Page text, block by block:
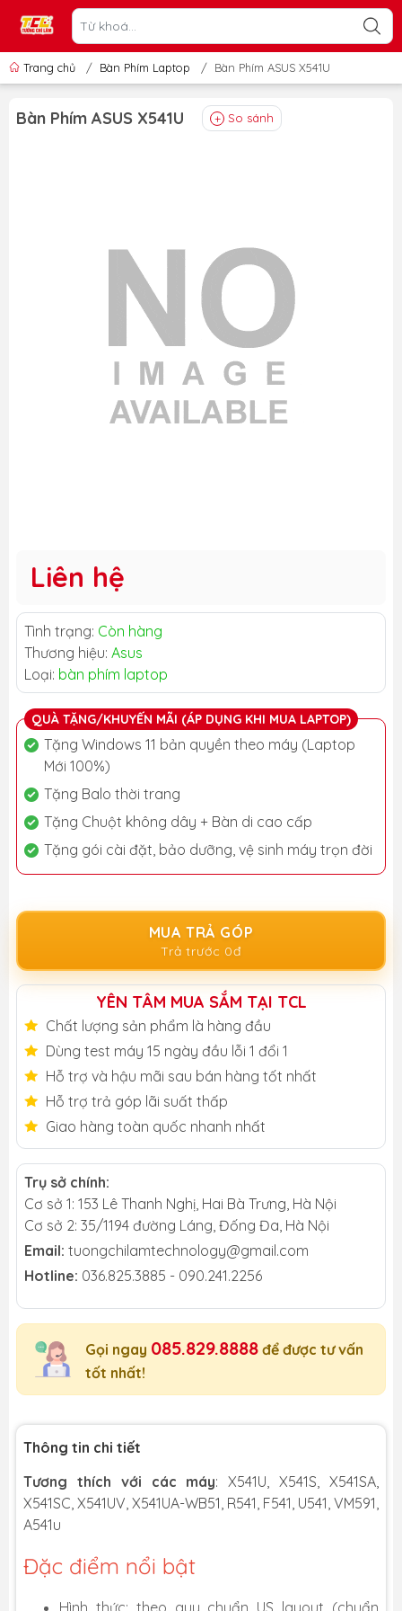
Trang chủ / Bàn Phím Laptop / Bàn Phím ASUS X541U
Bàn Phím ASUS X541U So sánh
Liên hệ
Tình trạng: Còn hàng
Thương hiệu: Asus
Loại: bàn phím laptop
QUÀ TẶNG/KHUYẾN MÃI (ÁP DỤNG KHI MUA LAPTOP)
Tặng Windows 11 bản quyền theo máy (Laptop
Mới 100%)
Tặng Balo thời trang
Tặng Chuột không dây + Bàn di cao cấp
Tặng gói cài đặt, bảo dưỡng, vệ sinh máy trọn đời
MUA TRẢ GÓP
Trả trước 0đ
YÊN TÂM MUA SẮM TẠI TCL
Chất lượng sản phẩm là hàng đầu
Dùng test máy 15 ngày đầu lỗi 1 đổi 1
Hỗ trợ và hậu mãi sau bán hàng tốt nhất
Hỗ trợ trả góp lãi suất thấp
Giao hàng toàn quốc nhanh nhất
Trụ sở chính:
Cơ sở 1: 153 Lê Thanh Nghị, Hai Bà Trưng, Hà Nội
Cơ sở 2: 35/1194 đường Láng, Đống Đa, Hà Nội
Email: tuongchilamtechnology@gmail.com
Hotline: 036.825.3885 - 090.241.2256
Gọi ngay 085.829.8888 để được tư vấn
tốt nhất!
Thông tin chi tiết
Tương thích với các máy: X541U, X541S, X541SA,
X541SC, X541UV, X541UA-WB51, R541, F541, U541, VM591,
A541u
Đặc điểm nổi bật
Hình thức: theo quy chuẩn US layout (chuẩn